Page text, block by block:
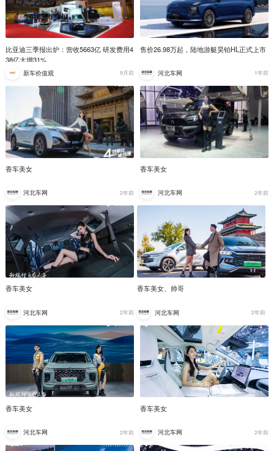
比亚迪三季报出炉：营收5663亿 研发费用4
38亿大增31%
新车价值观 9月前
售价26.98万起，陆地游艇昊铂HL正式上市
河北车网 1年前
香车美女
河北车网 2年前
香车美女
河北车网 2年前
香车美女
河北车网 2年前
香车美女、帅哥
河北车网 2年前
香车美女
河北车网 2年前
香车美女
河北车网 2年前